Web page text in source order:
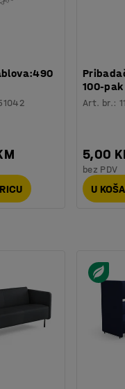
koja je pogodna
100-pak
Art. br.:
5,00
bez PDV
U